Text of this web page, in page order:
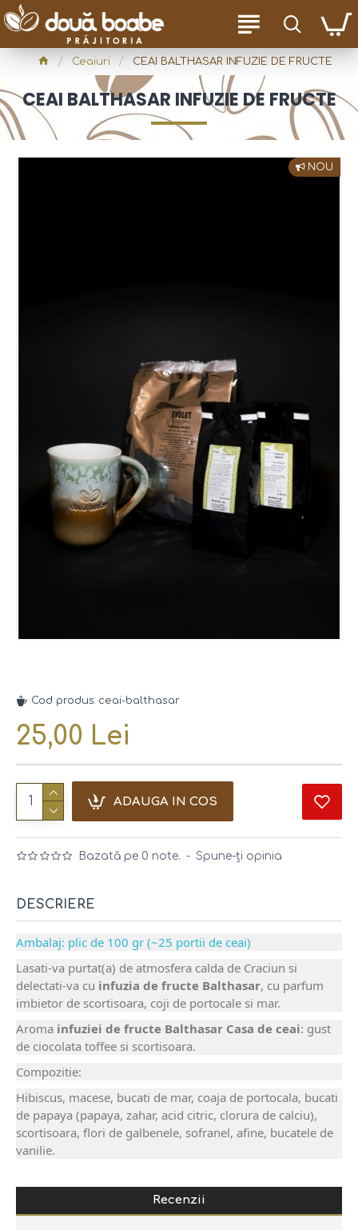
Ceaiuri CEAI BALTHASAR INFUZIE DE FRUCTE
CEAI BALTHASAR INFUZIE DE FRUCTE
NOU
Cod produs: ceai-balthasar
Bazată pe 0 note. - Spune-ţi opinia
25,00 Lei
ADAUGA IN COS
DESCRIERE
Ambalaj: plic de 100 gr (~25 portii de ceai)
Lasati-va purtat(a) de atmosfera calda de Craciun si
delectati-va cu infuzia de fructe Balthasar, cu parfum
imbietor de scortisoara, coji de portocale si mar.
Aroma infuziei de fructe Balthasar Casa de ceai: gust
de ciocolata toffee si scortisoara.
Compozitie:
Hibiscus, macese, bucati de mar, coaja de portocala, bucati
de papaya (papaya, zahar, acid citric, clorura de calciu),
scortisoara, flori de galbenele, sofranel, afine, bucatele de
vanilie.
Recenzii